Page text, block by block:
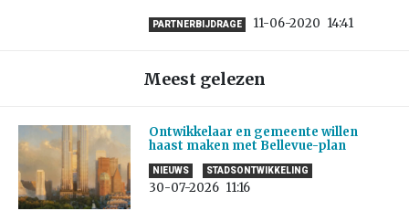
PARTNERBIJDRAGE 11-06-2020 14:41
Meest gelezen
Ontwikkelaar en gemeente willen
haast maken met Bellevue-plan
NIEUWS STADSONTWIKKELING
30-07-2026 11:16